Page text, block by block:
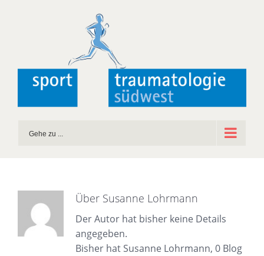
Gehe zu ...
Über Susanne Lohrmann
Der Autor hat bisher keine Details
angegeben.
Bisher hat Susanne Lohrmann, 0 Blog